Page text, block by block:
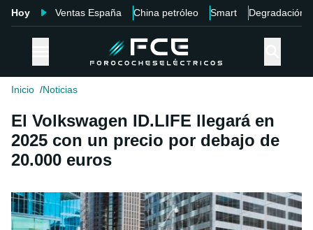
Hoy Ventas España China petróleo Smart Degradación
Inicio Noticias
El Volkswagen ID.LIFE llegará en
2025 con un precio por debajo de
20.000 euros